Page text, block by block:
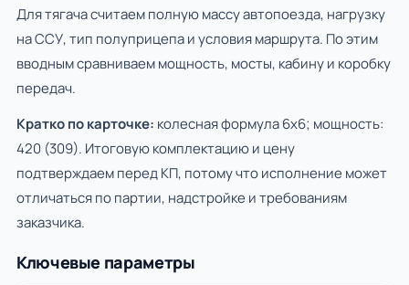
Для тягача считаем полную массу автопоезда, нагрузку
на ССУ, тип полуприцепа и условия маршрута. По этим
вводным сравниваем мощность, мосты, кабину и коробку
передач.
Кратко по карточке: колесная формула 6х6; мощность:
420 (309). Итоговую комплектацию и цену
подтверждаем перед КП, потому что исполнение может
отличаться по партии, надстройке и требованиям
заказчика.
Ключевые параметры